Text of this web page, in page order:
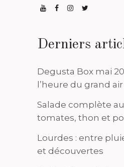
Derniers
Degusta Box mai
l’heure du grand air
Salade complète
tomates, thon et
Lourdes : entre
et découvertes